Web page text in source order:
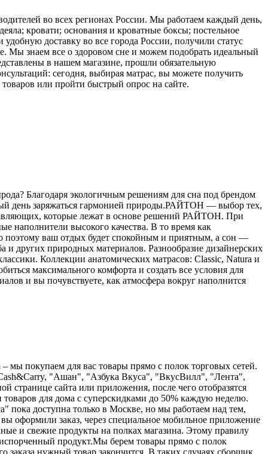
во всех регионах России. Мы работаем каждый день,
кровати; основания и кроватные боксы; постельное
доставку во все города России, получили статус
Мы знаем все о здоровом сне и можем подобрать идеальный
в нашем магазине, прошли обязательную
сегодня, выбирая матрас, вы можете получить
или пройти быстрый опрос на сайте.
Благодаря экологичным решениям для сна под брендом
день заряжаться гармонией природы.РАЙТОН — выбор тех,
которые лежат в основе решений РАЙТОН. При
наполнители высокого качества. В то время как
поэтому ваш отдых будет спокойным и приятным, а сон —
других природных материалов. Разнообразие дизайнерских
Коллекции анатомических матрасов: Classic, Natura и
максимального комфорта и создать все условия для
и вы почувствуете, как атмосфера вокруг наполнится
мы покупаем для вас товары прямо с полок торговых сетей.
Cash&Carry, "Ашан", "Азбука Вкуса", "ВкусВилл", "Лента",
странице сайта или приложения, после чего отобразятся
для дома с суперскидками до 50% каждую неделю.
пока доступна только в Москве, но мы работаем над тем,
оформили заказ, через специальное мобильное приложение
и свежие продукты на полках магазина. Этому правилу
продукт.Мы берем товары прямо с полок
заказа нужный товар закончится. В таких случаях сборщик